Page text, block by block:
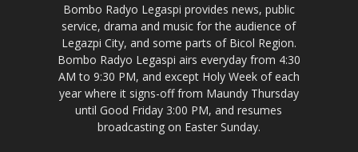
Bombo Radyo Legaspi provides news, public
service, drama and music for the audience of
Legazpi City, and some parts of Bicol Region.
Bombo Radyo Legaspi airs everyday from 4:30
AM to 9:30 PM, and except Holy Week of each
year where it signs-off from Maundy Thursday
until Good Friday 3:00 PM, and resumes
broadcasting on Easter Sunday.